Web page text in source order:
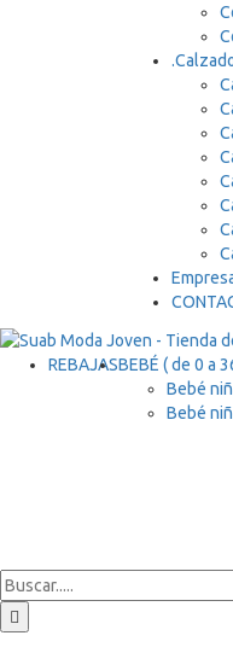
.
REBAJASBEBÉ ( de 0 a
Bebé
Bebé